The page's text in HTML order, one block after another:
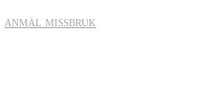
anmäl missbruk